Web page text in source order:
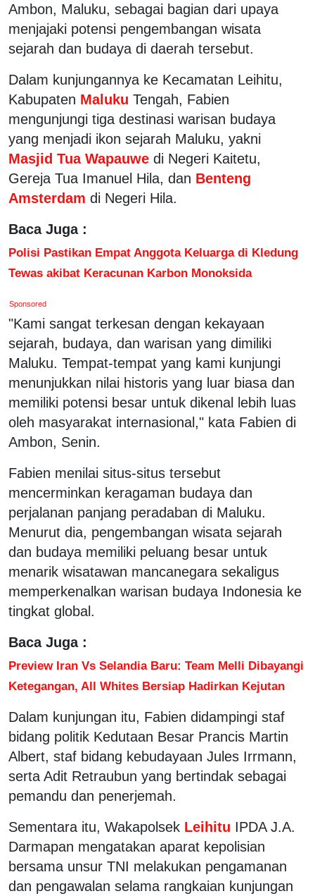
Ambon, Maluku, sebagai bagian dari upaya
menjajaki potensi pengembangan wisata
sejarah dan budaya di daerah tersebut.
Dalam kunjungannya ke Kecamatan Leihitu,
Kabupaten Maluku Tengah, Fabien
mengunjungi tiga destinasi warisan budaya
yang menjadi ikon sejarah Maluku, yakni
Masjid Tua Wapauwe di Negeri Kaitetu,
Gereja Tua Imanuel Hila, dan Benteng
Amsterdam di Negeri Hila.
Baca Juga :
Polisi Pastikan Empat Anggota Keluarga di Kledung
Tewas akibat Keracunan Karbon Monoksida
Sponsored
"Kami sangat terkesan dengan kekayaan
sejarah, budaya, dan warisan yang dimiliki
Maluku. Tempat-tempat yang kami kunjungi
menunjukkan nilai historis yang luar biasa dan
memiliki potensi besar untuk dikenal lebih luas
oleh masyarakat internasional," kata Fabien di
Ambon, Senin.
Fabien menilai situs-situs tersebut
mencerminkan keragaman budaya dan
perjalanan panjang peradaban di Maluku.
Menurut dia, pengembangan wisata sejarah
dan budaya memiliki peluang besar untuk
menarik wisatawan mancanegara sekaligus
memperkenalkan warisan budaya Indonesia ke
tingkat global.
Baca Juga :
Preview Iran Vs Selandia Baru: Team Melli Dibayangi
Ketegangan, All Whites Bersiap Hadirkan Kejutan
Dalam kunjungan itu, Fabien didampingi staf
bidang politik Kedutaan Besar Prancis Martin
Albert, staf bidang kebudayaan Jules Irrmann,
serta Adit Retraubun yang bertindak sebagai
pemandu dan penerjemah.
Sementara itu, Wakapolsek Leihitu IPDA J.A.
Darmapan mengatakan aparat kepolisian
bersama unsur TNI melakukan pengamanan
dan pengawalan selama rangkaian kunjungan